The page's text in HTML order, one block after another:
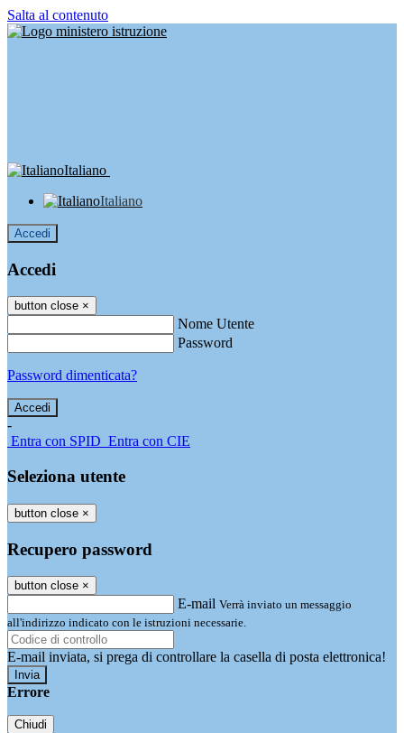
Salta al contenuto
Italiano
Italiano
Accedi
Accedi
button close ×
Nome Utente
Password
Password dimenticata?
-
Entra con SPID Entra con CIE
Seleziona utente
button close ×
Recupero password
button close ×
E-mail Verrà inviato un messaggio
all'indirizzo indicato con le istruzioni necessarie.
E-mail inviata, si prega di controllare la casella di posta elettronica!
Errore
Chiudi